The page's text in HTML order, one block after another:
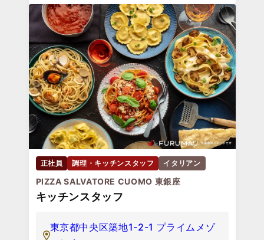
正社員 調理・キッチンスタッフ イタリアン
PIZZA SALVATORE CUOMO 東銀座
キッチンスタッフ
東京都中央区築地1-2-1 プライムメゾ